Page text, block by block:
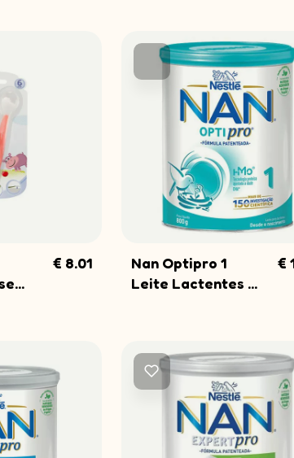
€ 8.01
COMPRAR
Nan Optipro 1
Leite Lactentes ...
€
Subscreva
Fique a par de todas
promoções!